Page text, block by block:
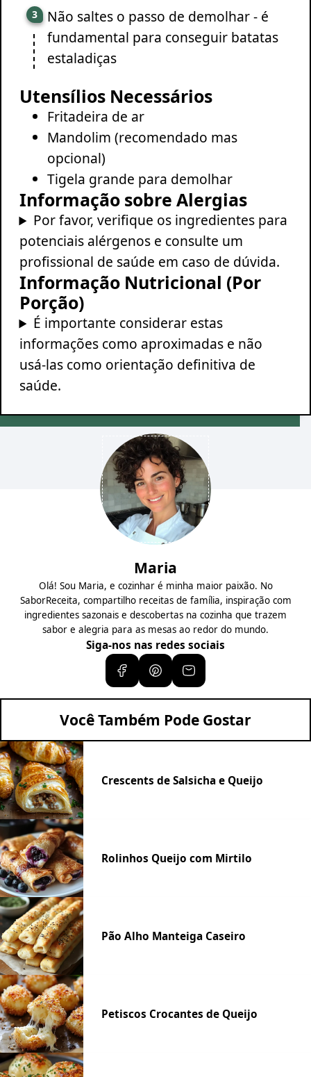
Não saltes o passo de demolhar - é
fundamental para conseguir batatas
estaladiças
Utensílios Necessários
Fritadeira de ar
Mandolim (recomendado mas
opcional)
Tigela grande para demolhar
Informação sobre Alergias
Por favor, verifique os ingredientes para
potenciais alérgenos e consulte um
profissional de saúde em caso de dúvida.
Informação Nutricional (Por
Porção)
É importante considerar estas
informações como aproximadas e não
usá-las como orientação definitiva de
saúde.
Maria
Olá! Sou Maria, e cozinhar é minha maior paixão. No
SaborReceita, compartilho receitas de família, inspiração com
ingredientes sazonais e descobertas na cozinha que trazem
sabor e alegria para as mesas ao redor do mundo.
Siga-nos nas redes sociais
Você Também Pode Gostar
Crescents de Salsicha e Queijo
Rolinhos Queijo com Mirtilo
Pão Alho Manteiga Caseiro
Petiscos Crocantes de Queijo